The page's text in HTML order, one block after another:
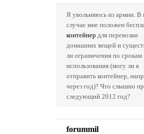
Я увольняюсь из армии. В
случае мне положен
контейнер для перевозки
домашних вещей и
ли ограничения по срокам
использования (могу ли я
отправить контейнер,
через год)? Что слышно
следующий 2012 год?
forummil